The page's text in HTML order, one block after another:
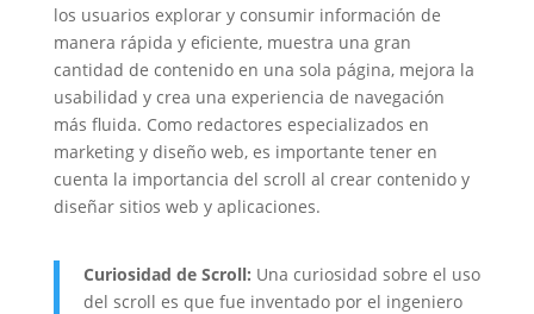
los usuarios explorar y consumir información de
manera rápida y eficiente, muestra una gran
cantidad de contenido en una sola página, mejora la
usabilidad y crea una experiencia de navegación
más fluida. Como redactores especializados en
marketing y diseño web, es importante tener en
cuenta la importancia del scroll al crear contenido y
diseñar sitios web y aplicaciones.
Curiosidad de Scroll: Una curiosidad sobre el uso
del scroll es que fue inventado por el ingeniero